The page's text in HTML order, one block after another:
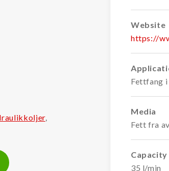
,
Website
https://
Fettfang
Media
Fett fra
Capacity
35 l/min